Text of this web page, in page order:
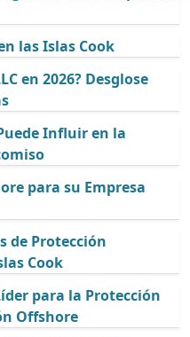
las Islas Cook
en 2026? Desglose
Influir en la
para su Empresa
de Protección
Cook
para la Protección
Offshore